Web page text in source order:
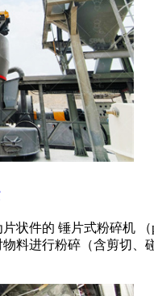
状件的 锤片式粉碎机
料进行粉碎（含剪切、